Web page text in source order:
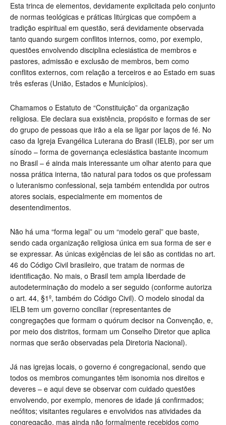
Esta trinca de elementos, devidamente explicitada pelo conjunto
de normas teológicas e práticas litúrgicas que compõem a
tradição espiritual em questão, será devidamente observada
tanto quando surgem conflitos internos, como, por exemplo,
questões envolvendo disciplina eclesiástica de membros e
pastores, admissão e exclusão de membros, bem como
conflitos externos, com relação a terceiros e ao Estado em suas
três esferas (União, Estados e Municípios).
Chamamos o Estatuto de “Constituição” da organização
religiosa. Ele declara sua existência, propósito e formas de ser
do grupo de pessoas que irão a ela se ligar por laços de fé. No
caso da Igreja Evangélica Luterana do Brasil (IELB), por ser um
sínodo – forma de governança eclesiástica bastante incomum
no Brasil – é ainda mais interessante um olhar atento para que
nossa prática interna, tão natural para todos os que professam
o luteranismo confessional, seja também entendida por outros
atores sociais, especialmente em momentos de
desentendimentos.
Não há uma “forma legal” ou um “modelo geral” que baste,
sendo cada organização religiosa única em sua forma de ser e
se expressar. As únicas exigências de lei são as contidas no art.
46 do Código Civil brasileiro, que tratam de normas de
identificação. No mais, o Brasil tem ampla liberdade de
autodeterminação do modelo a ser seguido (conforme autoriza
o art. 44, §1º, também do Código Civil). O modelo sinodal da
IELB tem um governo conciliar (representantes de
congregações que formam o quórum decisor na Convenção, e,
por meio dos distritos, formam um Conselho Diretor que aplica
normas que serão observadas pela Diretoria Nacional).
Já nas igrejas locais, o governo é congregacional, sendo que
todos os membros comungantes têm isonomia nos direitos e
deveres – e aqui deve se observar com cuidado questões
envolvendo, por exemplo, menores de idade já confirmados;
neófitos; visitantes regulares e envolvidos nas atividades da
congregação, mas ainda não formalmente recebidos como